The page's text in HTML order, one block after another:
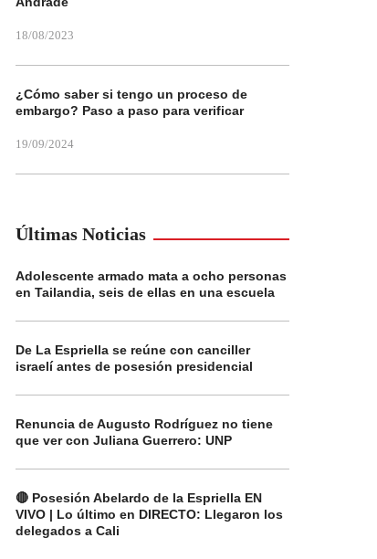
18/08/2023
¿Cómo saber si tengo un proceso de
embargo? Paso a paso para verificar
19/09/2024
Últimas Noticias
Adolescente armado mata a ocho personas
en Tailandia, seis de ellas en una escuela
De La Espriella se reúne con canciller
israelí antes de posesión presidencial
Renuncia de Augusto Rodríguez no tiene
que ver con Juliana Guerrero: UNP
🔴 Posesión Abelardo de la Espriella EN
VIVO | Lo último en DIRECTO: Llegaron los
delegados a Cali